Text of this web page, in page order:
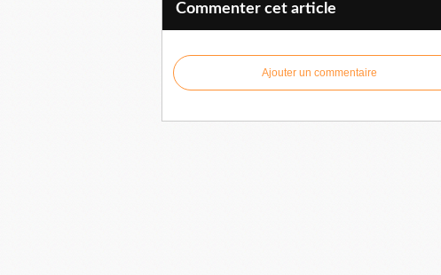
Commenter cet article
Ajouter un commentaire